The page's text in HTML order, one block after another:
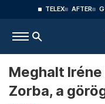
TELEX AFTER
Meghalt Iréne
Zorba, a